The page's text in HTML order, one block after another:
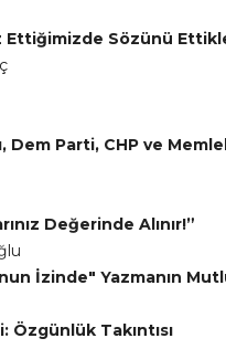
Ettiğimizde Sözünü
Dem Parti, CHP ve
Değerinde Alınır!”
İzinde" Yazmanın
Özgünlük Takıntısı